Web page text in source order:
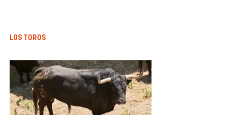
LOS TOROS